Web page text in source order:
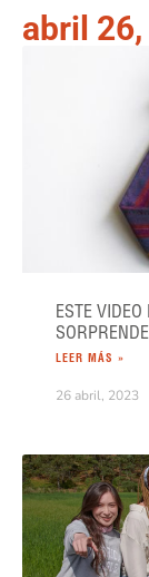
abril
ESTE
LEER MÁS »
26 abril, 2023